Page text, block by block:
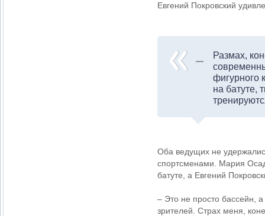
Евгений Покровский
Размах,
фигурного
на батуте,
Оба ведущих не
спортсменами. Мария
батуте, а Евгений
– Это не просто бассейн,
зрителей. Страх меня,